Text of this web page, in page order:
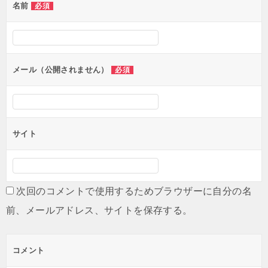
名前 必須
メール（公開されません） 必須
サイト
次回のコメントで使用するためブラウザーに自分の名
前、メールアドレス、サイトを保存する。
コメント